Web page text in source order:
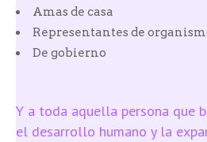
Amas de casa
Representantes de
De gobierno
Y a toda aquella persona que
el desarrollo humano y la